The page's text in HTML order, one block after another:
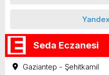
Seda Eczanesi
Gaziantep - Şehitkamil